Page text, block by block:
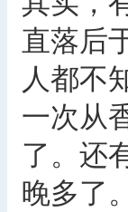
直落后
人都不
一次从
了。还
晚多了。